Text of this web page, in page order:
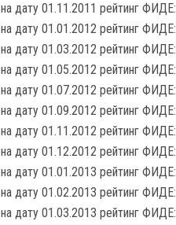
на дату 01.11.2011 рейтинг ФИДЕ:
на дату 01.01.2012 рейтинг ФИДЕ:
на дату 01.03.2012 рейтинг ФИДЕ:
на дату 01.05.2012 рейтинг ФИДЕ:
на дату 01.07.2012 рейтинг ФИДЕ:
на дату 01.09.2012 рейтинг ФИДЕ:
на дату 01.11.2012 рейтинг ФИДЕ:
на дату 01.12.2012 рейтинг ФИДЕ:
на дату 01.01.2013 рейтинг ФИДЕ:
на дату 01.02.2013 рейтинг ФИДЕ:
на дату 01.03.2013 рейтинг ФИДЕ: